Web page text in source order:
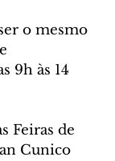
o mesmo
9h às 14
Feiras de
Cunico